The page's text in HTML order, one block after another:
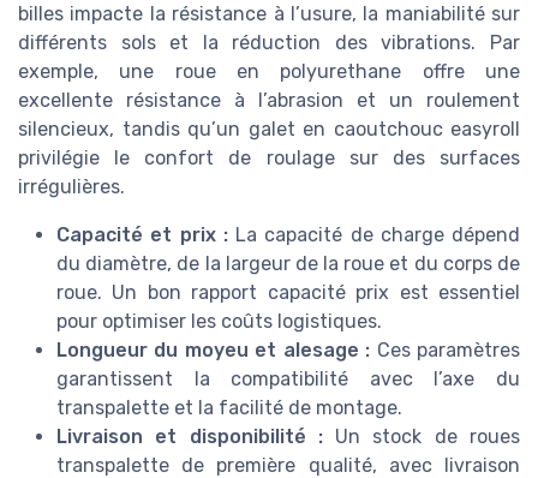
billes impacte la résistance à l’usure, la maniabilité sur
différents sols et la réduction des vibrations. Par
exemple, une roue en polyurethane offre une
excellente résistance à l’abrasion et un roulement
silencieux, tandis qu’un galet en caoutchouc easyroll
privilégie le confort de roulage sur des surfaces
irrégulières.
Capacité et prix :La capacité de charge dépend
du diamètre, de la largeur de la roue et du corps de
roue. Un bon rapport capacité prix est essentiel
pour optimiser les coûts logistiques.
Longueur du moyeu et alesage : Ces paramètres
garantissent la compatibilité avec l’axe du
transpalette et la facilité de montage.
Livraison et disponibilité :Un stock de roues
transpalette de première qualité, avec livraison